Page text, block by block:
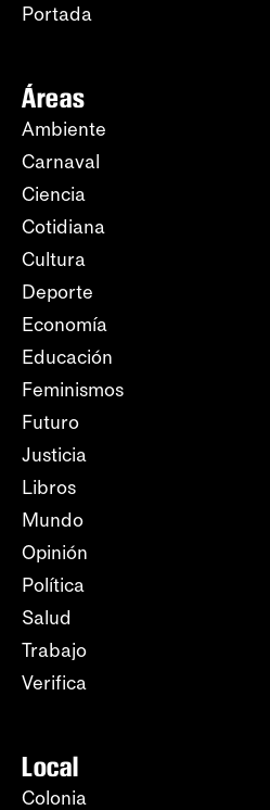
Portada
Áreas
Ambiente
Carnaval
Ciencia
Cotidiana
Cultura
Deporte
Economía
Educación
Feminismos
Futuro
Justicia
Libros
Mundo
Opinión
Política
Salud
Trabajo
Verifica
Local
Colonia